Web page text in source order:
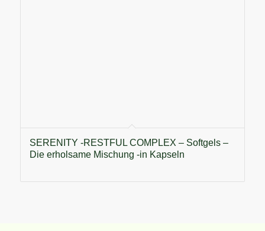
SERENITY -RESTFUL COMPLEX – Softgels –
Die erholsame Mischung -in Kapseln